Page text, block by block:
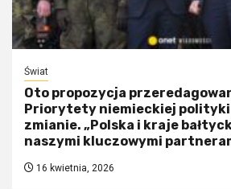
Świat
Oto propozycja
Priorytety niemieckiej
zmianie. „Polska i kraje
naszymi kluczowymi
16 kwietnia, 2026